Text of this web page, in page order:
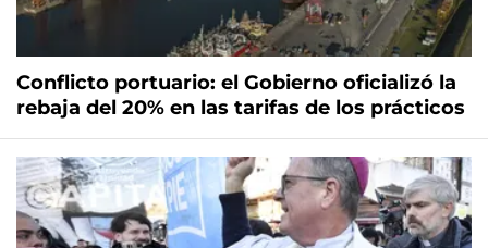
Conflicto portuario: el Gobierno oficializó la
rebaja del 20% en las tarifas de los prácticos